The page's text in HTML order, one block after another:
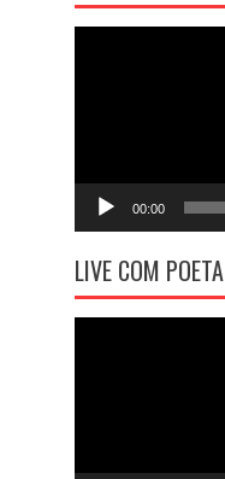
00:00
LIVE COM POETA